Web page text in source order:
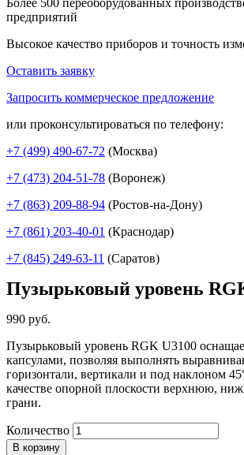
Более 500 переоборудованных
предприятий
Высокое качество приборов и точность
Оставить заявку
Запросить коммерческое предложение
или проконсультироваться по телефону:
+7 (499) 490-67-72 (Москва)
+7 (473) 204-51-78 (Воронеж)
+7 (863) 209-88-94 (Ростов-на-Дону)
+7 (861) 203-40-01 (Краснодар)
+7 (845) 249-63-11 (Саратов)
Пузырьковый уровень
990 руб.
Пузырьковый уровень RGK U3100
капсулами, позволяя выполнять
горизонтали, вертикали и под наклоном
качестве опорной плоскости верхнюю,
грани.
Количество
В корзину